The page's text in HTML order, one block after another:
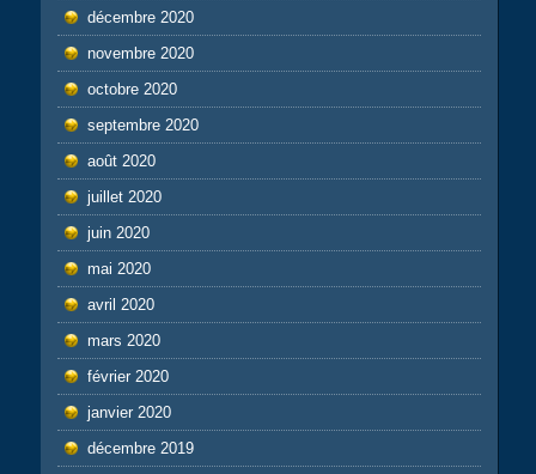
décembre 2020
novembre 2020
octobre 2020
septembre 2020
août 2020
juillet 2020
juin 2020
mai 2020
avril 2020
mars 2020
février 2020
janvier 2020
décembre 2019